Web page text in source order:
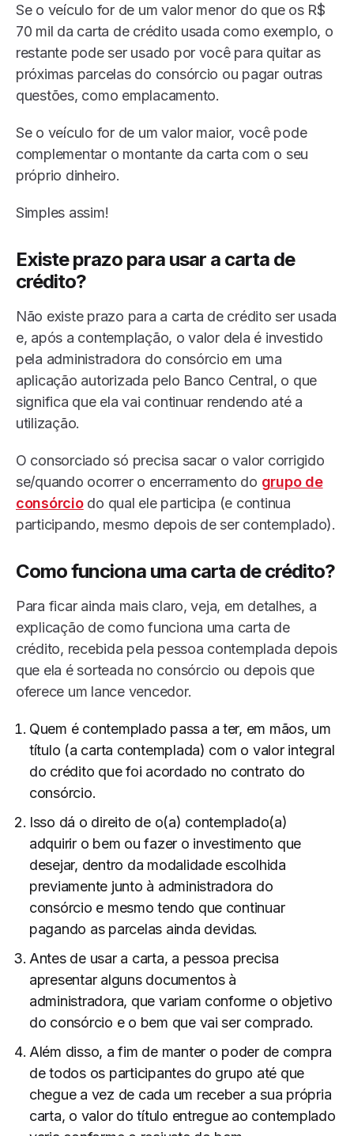
Se o veículo for de um valor menor do que os R$
70 mil da carta de crédito usada como exemplo, o
restante pode ser usado por você para quitar as
próximas parcelas do consórcio ou pagar outras
questões, como emplacamento.
Se o veículo for de um valor maior, você pode
complementar o montante da carta com o seu
próprio dinheiro.
Simples assim!
Existe prazo para usar a carta de
crédito?
Não existe prazo para a carta de crédito ser usada
e, após a contemplação, o valor dela é investido
pela administradora do consórcio em uma
aplicação autorizada pelo Banco Central, o que
significa que ela vai continuar rendendo até a
utilização.
O consorciado só precisa sacar o valor corrigido
se/quando ocorrer o encerramento do grupo de
consórciodo qual ele participa (e continua
participando, mesmo depois de ser contemplado).
Como funciona uma carta de crédito?
Para ficar ainda mais claro, veja, em detalhes, a
explicação de como funciona uma carta de
crédito, recebida pela pessoa contemplada depois
que ela é sorteada no consórcio ou depois que
oferece um lance vencedor.
Quem é contemplado passa a ter, em mãos, um
título (a carta contemplada) com o valor integral
do crédito que foi acordado no contrato do
consórcio.
Isso dá o direito de o(a) contemplado(a)
adquirir o bem ou fazer o investimento que
desejar, dentro da modalidade escolhida
previamente junto à administradora do
consórcio e mesmo tendo que continuar
pagando as parcelas ainda devidas.
Antes de usar a carta, a pessoa precisa
apresentar alguns documentos à
administradora, que variam conforme o objetivo
do consórcio e o bem que vai ser comprado.
Além disso, a fim de manter o poder de compra
de todos os participantes do grupo até que
chegue a vez de cada um receber a sua própria
carta, o valor do título entregue ao contemplado